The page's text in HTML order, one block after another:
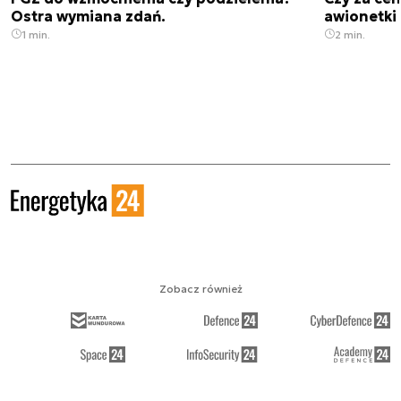
Ostra wymiana zdań.
1 min.
awionetki
2 min.
Zobacz również